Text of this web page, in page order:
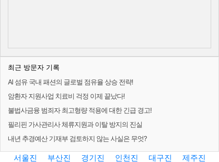
최근 방문자 기록
AI 섬유 국내 패션의 글로벌 점유율 상승 전략!
암환자 지원사업 치료비 걱정 이제 끝났다!
불법사금융 범죄자 최고형량 적용에 대한 긴급 경고!
필리핀 가사관리사 체류지원과 이탈 방지의 진실
내년 추경예산 기재부 검토하지 않는 사실은 무엇?
서울진 부산진 경기진 인천진 대구진 제주진